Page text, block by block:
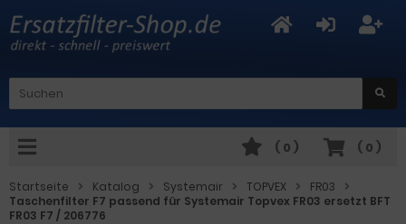
( 0 )
( 0 )
Startseite Katalog Systemair TOPVEX
FR03
Taschenfilter F7 passend für Systemair Topvex FR03 ersetzt BFT
FR03 F7 / 206776